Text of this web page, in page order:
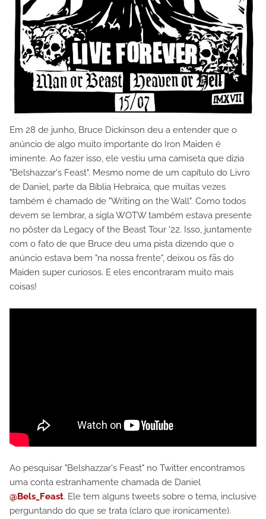
Em 28 de junho, Bruce Dickinson deu a entender que o
anúncio de algo muito importante do Iron Maiden é
iminente. Ao fazer isso, ele vestiu uma camiseta que dizia
"Belshazzar's Feast". Mesmo nome de um capítulo do Livro
de Daniel, parte da Bíblia Hebraica, que muitas vezes
também é chamado de "Writing on the Wall". Como todos
devem se lembrar, a sigla WOTW também estava presente
no pôster da Legacy of the Beast Tour '22. Isso, juntamente
com o fato de que Bruce deu uma pista dizendo que o
anúncio estava bem "na nossa frente", deixou os fãs do
Maiden super curiosos. E eles encontraram muito mais
coisas!
Ao pesquisar "Belshazzar's Feast" no Twitter encontramos
uma conta estranhamente chamada de Daniel
@Bels_Feast. Ele tem alguns tweets sobre o tema, inclusive
perguntando do que se trata (claro que ironicamente).